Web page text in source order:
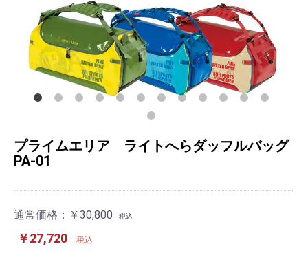
プライムエリア ライトへらダッフルバッグ
PA-01
通常価格： ￥30,800 税込
￥27,720 税込